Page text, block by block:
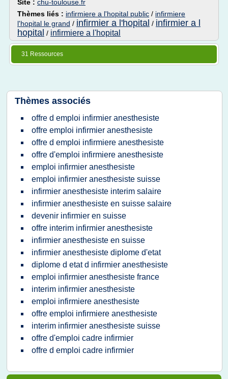
Site : chu-toulouse.fr
Thèmes liés : infirmiere a l'hopital public / infirmiere
l'hopital le grand / infirmier a l'hopital / infirmier a l
hopital / infirmiere a l'hopital
31 Ressources
Thèmes associés
offre d emploi infirmier anesthesiste
offre emploi infirmier anesthesiste
offre d emploi infirmiere anesthesiste
offre d'emploi infirmiere anesthesiste
emploi infirmier anesthesiste
emploi infirmier anesthesiste suisse
infirmier anesthesiste interim salaire
infirmier anesthesiste en suisse salaire
devenir infirmier en suisse
offre interim infirmier anesthesiste
infirmier anesthesiste en suisse
infirmier anesthesiste diplome d'etat
diplome d etat d infirmier anesthesiste
emploi infirmier anesthesiste france
interim infirmier anesthesiste
emploi infirmiere anesthesiste
offre emploi infirmiere anesthesiste
interim infirmier anesthesiste suisse
offre d'emploi cadre infirmier
offre d emploi cadre infirmier